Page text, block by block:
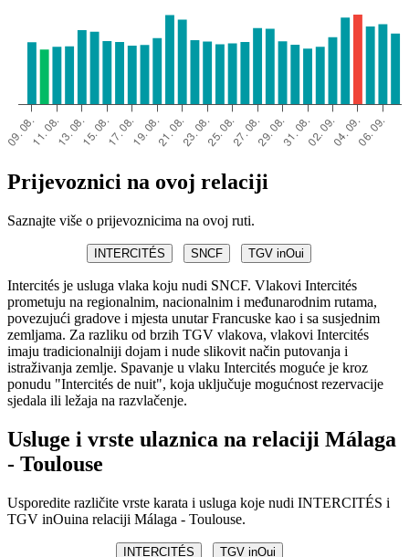
Prijevoznici na ovoj relaciji
Saznajte više o prijevoznicima na ovoj ruti.
INTERCITÉS SNCF TGV inOui
Intercités je usluga vlaka koju nudi SNCF. Vlakovi Intercités
prometuju na regionalnim, nacionalnim i međunarodnim rutama,
povezujući gradove i mjesta unutar Francuske kao i sa susjednim
zemljama. Za razliku od brzih TGV vlakova, vlakovi Intercités
imaju tradicionalniji dojam i nude slikovit način putovanja i
istraživanja zemlje. Spavanje u vlaku Intercités moguće je kroz
ponudu "Intercités de nuit", koja uključuje mogućnost rezervacije
sjedala ili ležaja na razvlačenje.
Usluge i vrste ulaznica na relaciji Málaga
- Toulouse
Usporedite različite vrste karata i usluga koje nudi INTERCITÉS i
TGV inOuina relaciji Málaga - Toulouse.
INTERCITÉS TGV inOui